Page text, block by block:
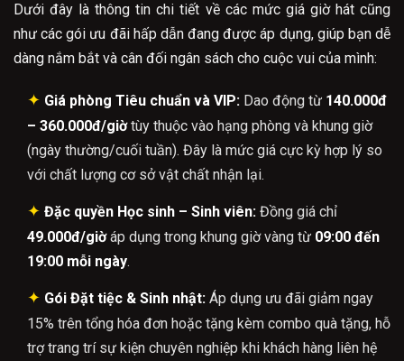
Dưới đây là thông tin chi tiết về các mức giá giờ hát cũng
như các gói ưu đãi hấp dẫn đang được áp dụng, giúp bạn dễ
dàng nắm bắt và cân đối ngân sách cho cuộc vui của mình:
✦ Giá phòng Tiêu chuẩn và VIP:Dao động từ 140.000đ
– 360.000đ/giờtùy thuộc vào hạng phòng và khung giờ
(ngày thường/cuối tuần). Đây là mức giá cực kỳ hợp lý so
với chất lượng cơ sở vật chất nhận lại.
✦ Đặc quyền Học sinh – Sinh viên:Đồng giá chỉ
49.000đ/giờáp dụng trong khung giờ vàng từ 09:00 đến
19:00 mỗi ngày.
✦ Gói Đặt tiệc & Sinh nhật:Áp dụng ưu đãi giảm ngay
15% trên tổng hóa đơn hoặc tặng kèm combo quà tặng, hỗ
trợ trang trí sự kiện chuyên nghiệp khi khách hàng liên hệ